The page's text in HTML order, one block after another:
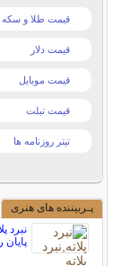
قیمت طلا و سکه
قیمت دلار
قیمت موبایل
قیمت تبلت
تیتر روزنامه ها
پـربیننده های هنری
نبرد
پایان